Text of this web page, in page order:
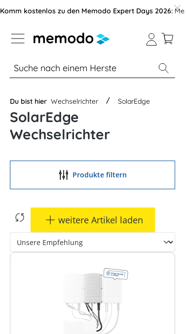
der B2B-Plattform springen
Komm kostenlos zu den Memodo Expert Days 2026:
% Sale Module Wechselrichter
Du bist hier Wechselrichter SolarEdge
SolarEdge
Wechselrichter
Produkte filtern
weitere Artikel laden